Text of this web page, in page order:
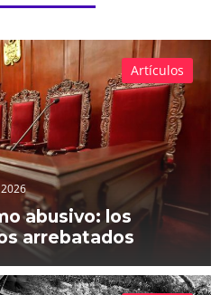
abusivo: los
arrebatados
Artículos